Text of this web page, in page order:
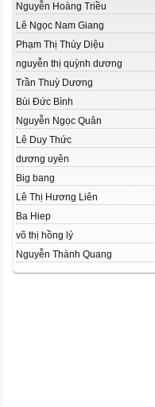
Nguyễn Hoàng Triều
Lê Ngọc Nam Giang
Phạm Thị Thúy Diệu
nguyễn thị quỳnh dương
Trần Thuỳ Dương
Bùi Đức Bình
Nguyễn Ngọc Quân
Lê Duy Thức
dương uyên
Big bang
Lê Thị Hương Liên
Ba Hiep
võ thị hồng lý
Nguyễn Thành Quang